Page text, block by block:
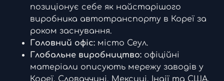
позиціонує себе як найстарішого
виробника автотранспорту в Кореї за
роком заснування.
Головний офіс: місто Сеул.
Глобальне виробництво: офіційні
матеріали описують мережу заводів у
Кореї, Словаччині, Мексиці, Індії та США.